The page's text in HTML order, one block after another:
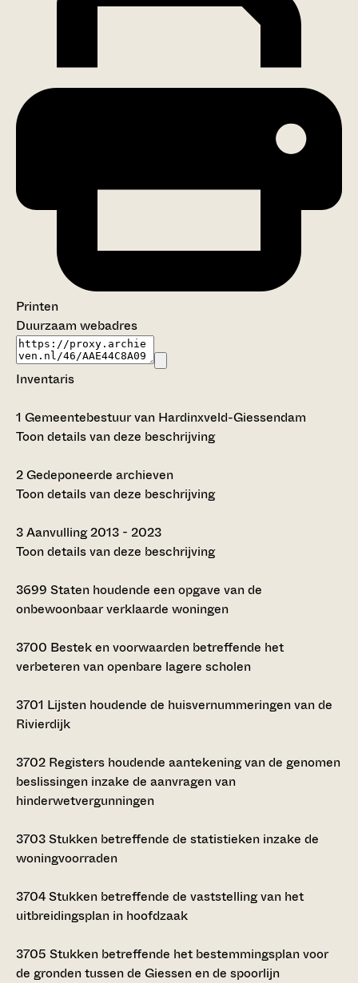
Printen
Duurzaam webadres
Inventaris
1 Gemeentebestuur van Hardinxveld-Giessendam
Toon details van deze beschrijving
2Gedeponeerde archieven
Toon details van deze beschrijving
3Aanvulling 2013 - 2023
Toon details van deze beschrijving
3699 Staten houdende een opgave van de
onbewoonbaar verklaarde woningen
3700 Bestek en voorwaarden betreffende het
verbeteren van openbare lagere scholen
3701 Lijsten houdende de huisvernummeringen van de
Rivierdijk
3702 Registers houdende aantekening van de genomen
beslissingen inzake de aanvragen van
hinderwetvergunningen
3703Stukken betreffende de statistieken inzake de
woningvoorraden
3704Stukken betreffende de vaststelling van het
uitbreidingsplan in hoofdzaak
3705 Stukken betreffende het bestemmingsplan voor
de gronden tussen de Giessen en de spoorlijn